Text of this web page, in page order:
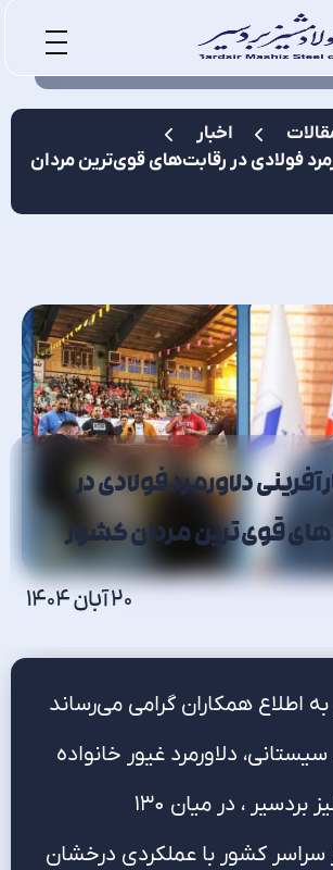
اخبار
فولادی در رقابت‌های قوی‌ترین مردان
دلاورمرد فولادی در
قوی‌ترین مردان کشور
20 آبان 1404
به اطلاع همکاران گرامی می‌رساند
دلاورمرد غیور خانواده
بزرگ فولاد مشیز بردسیر ، در میان ۱۳۰
کشور با عملکردی درخشان